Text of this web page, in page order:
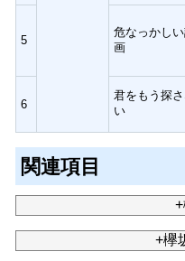
5
危なっかし
画
6
君をもう探
い
関連項目
+欅